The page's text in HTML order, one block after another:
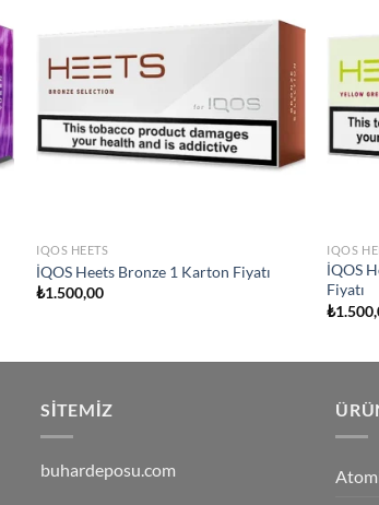
Add to
IQOS HEETS
İQOS Heets Bronze 1 Karton Fiyatı
₺1.500,00
IQOS
İQOS
Fiyatı
₺
SITEMIZ
buhardeposu.com